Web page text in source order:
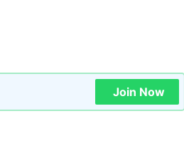
Join Now